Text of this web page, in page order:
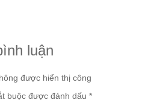
luận
được hiển thị công
buộc được đánh dấu *